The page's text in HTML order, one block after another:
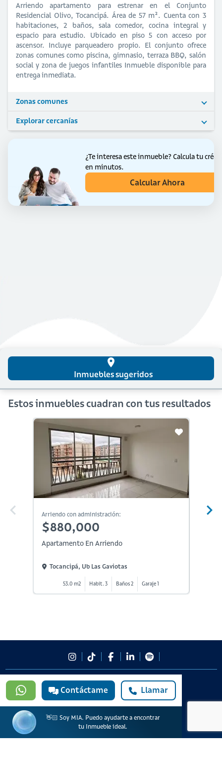
Contáctame Llamar
👋🏻 Soy MIA. Puedo ayudarte a encontrar
tu Inmueble ideal.
Arriendo apartamento para estrenar en el Conjunto
Residencial Olivo, Tocancipá. Área de 57 m². Cuenta con 3
habitaciones, 2 baños, sala comedor, cocina integral y
espacio para estudio. Ubicado en piso 5 con acceso por
ascensor. Incluye parqueadero propio. El conjunto ofrece
zonas comunes como piscina, gimnasio, terraza BBQ, salón
social y zona de juegos infantiles Inmueble disponible para
entrega inmediata.
Zonas comunes
Explorar cercanías
¿Te interesa este inmueble? Calcula tu
en minutos.
Calcular Ahora
place
Inmuebles sugeridos
Estos inmuebles cuadran con tus resultados
Arriendo con administración:
$880,000
Apartamento En Arriendo
Tocancipá, Ub Las Gaviotas
53.0 m2 Habit. 3 Baños 2 Garaje 1
#923
601 3905331
lineadesoporte923@serviciosbolivar.com
Preguntas frecuentes